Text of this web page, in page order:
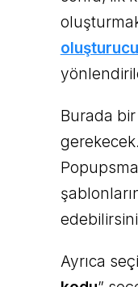
oluşturucu
Burada
Ayrıca